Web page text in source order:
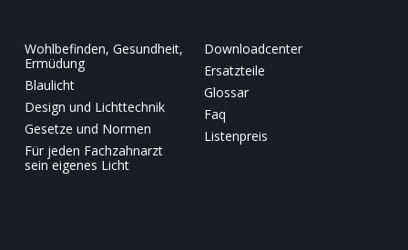
Wohlbefinden, Gesundheit,
Ermüdung
Blaulicht
Design und Lichttechnik
Gesetze und Normen
Für jeden Fachzahnarzt
sein eigenes Licht
Downloadcenter
Ersatzteile
Glossar
Faq
Listenpreis